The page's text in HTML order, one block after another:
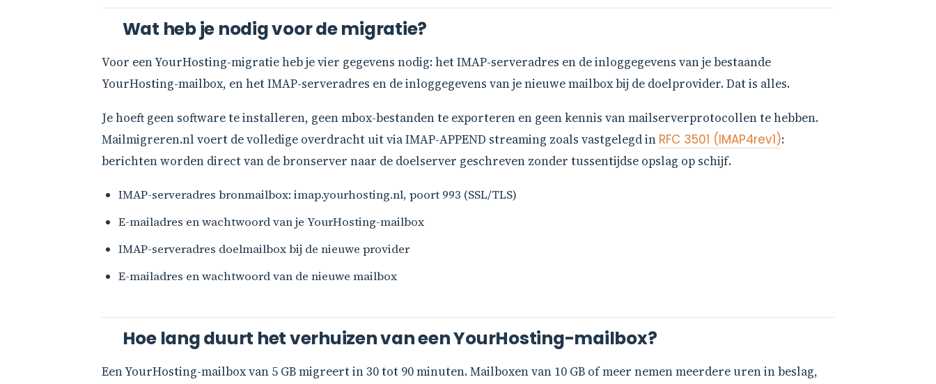
Wat heb je nodig voor de migratie?
Voor een YourHosting-migratie heb je vier gegevens nodig: het IMAP-serveradres en de inloggegevens van je bestaande
YourHosting-mailbox, en het IMAP-serveradres en de inloggegevens van je nieuwe mailbox bij de doelprovider. Dat is alles.
Je hoeft geen software te installeren, geen mbox-bestanden te exporteren en geen kennis van mailserverprotocollen te hebben.
Mailmigreren.nl voert de volledige overdracht uit via IMAP-APPEND streaming zoals vastgelegd in RFC 3501 (IMAP4rev1):
berichten worden direct van de bronserver naar de doelserver geschreven zonder tussentijdse opslag op schijf.
IMAP-serveradres bronmailbox: imap.yourhosting.nl, poort 993 (SSL/TLS)
E-mailadres en wachtwoord van je YourHosting-mailbox
IMAP-serveradres doelmailbox bij de nieuwe provider
E-mailadres en wachtwoord van de nieuwe mailbox
Hoe lang duurt het verhuizen van een YourHosting-mailbox?
Een YourHosting-mailbox van 5 GB migreert in 30 tot 90 minuten. Mailboxen van 10 GB of meer nemen meerdere uren in beslag,